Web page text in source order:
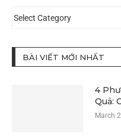
BÀI VIẾT MỚI NHẤT
4
Quả:
March